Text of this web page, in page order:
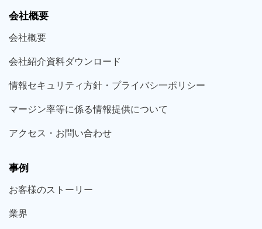
会社概要
会社概要
会社紹介資料ダウンロード
情報セキュリティ方針・プライバシ一ポリシー
マージン率等に係る情報提供について
アクセス・お問い合わせ
事例
お客様のストーリー
業界